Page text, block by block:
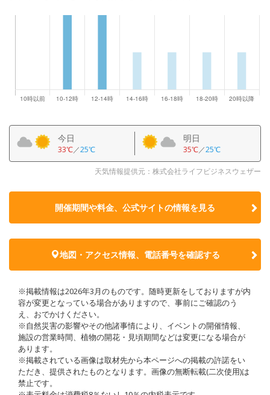
今日
33℃／25℃
明日
35℃／25℃
天気情報提供元：株式会社ライフビジネスウェザー
開催期間や料金、公式サイトの情報を見る
地図・アクセス情報、電話番号を確認する
※掲載情報は2026年3月のものです。随時更新をしておりますが内
容が変更となっている場合がありますので、事前にご確認のう
え、おでかけください。
※自然災害の影響やその他諸事情により、イベントの開催情報、
施設の営業時間、植物の開花・見頃期間などは変更になる場合が
あります。
※掲載されている画像は取材先から本ページへの掲載の許諾をい
ただき、提供されたものとなります。画像の無断転載(二次使用)は
禁止です。